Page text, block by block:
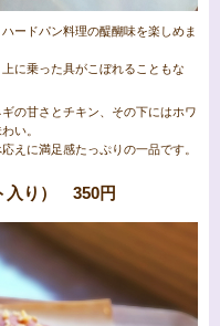
ードパン料理の醍醐味を楽しめま
に乗った具がこぼれることもな
の甘さとチキン、その下にはホワ
い。
えに満足感たっぷりの一品です。
入り） 350円